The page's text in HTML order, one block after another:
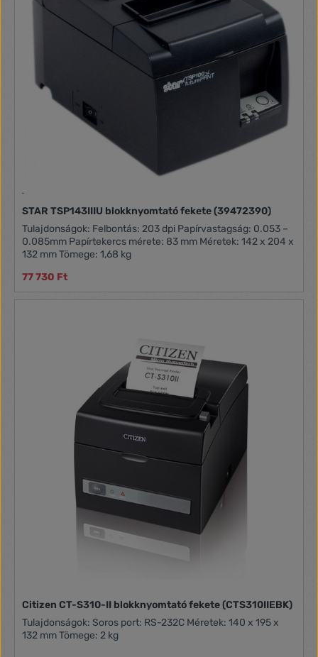
STAR TSP143IIIU blokknyomtató fekete (39472390)
Tulajdonságok: Felbontás: 203 dpi Papírvastagság: 0.053 –
0.085mm Papírtekercs mérete: 83 mm Méretek: 142 x 204 x
132 mm Tömege: 1,68 kg
77 730 Ft
Citizen CT-S310-II blokknyomtató fekete (CTS310IIEBK)
Tulajdonságok: Soros port: RS-232C Méretek: 140 x 195 x
132 mm Tömege: 2 kg